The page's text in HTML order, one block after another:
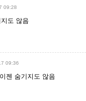
09:28
도 않음
09:36
젠 숨기지도 않음